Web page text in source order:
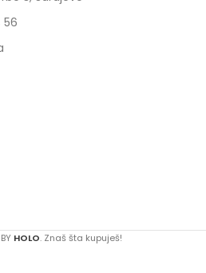
56
HOLO. Znaš šta kupuješ!